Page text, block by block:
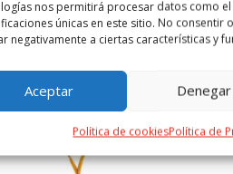
nos permitirá procesar datos como
únicas en este sitio. No consentir
negativamente a ciertas características y
Aceptar Denegar
Política de cookiesPolítica de
PRODUCTOS